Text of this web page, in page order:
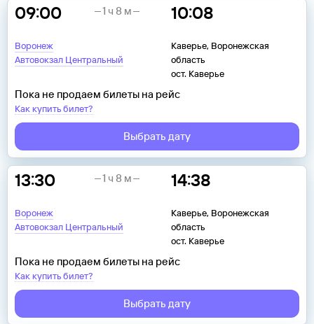
09:00
Воронеж
Автовокзал Центральный
10:08
Каверье, Воронежская
область
ост. Каверье
1 ч 8 м
Пока не продаем билеты на рейс
Как купить билет?
Выбрать дату
13:30
Воронеж
Автовокзал Центральный
14:38
Каверье, Воронежская
область
ост. Каверье
1 ч 8 м
Пока не продаем билеты на рейс
Как купить билет?
Выбрать дату